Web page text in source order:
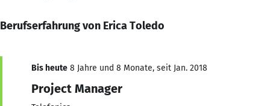
Berufserfahrung von Erica Toledo
Bis heute 8 Jahre und 8 Monate, seit Jan. 2018
Project Manager